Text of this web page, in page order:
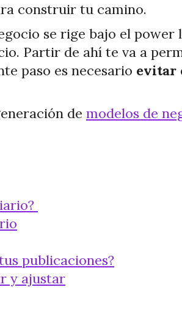
construir tu camino.
se rige bajo el power
Partir de ahí te va a
paso es necesario evitar
de modelos de
publicaciones?
y ajustar